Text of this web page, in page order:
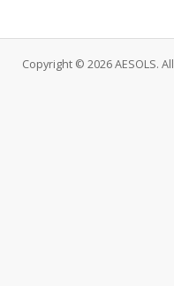
Copyright © 2026 AESOLS.